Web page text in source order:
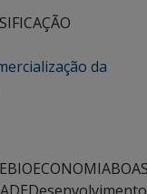
da
BIOECONOMIA